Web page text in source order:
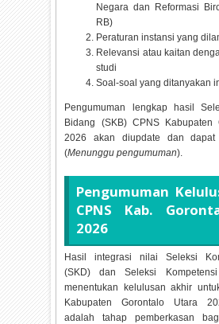
Negara dan Reformasi
RB)
Peraturan instansi yang
Relevansi atau kaitan
studi
Soal-soal yang ditanyakan
Pengumuman lengkap hasil
Bidang (SKB) CPNS Kabupaten
2026 akan diupdate dan
(Menunggu pengumuman).
Pengumuman
CPNS Kab.
2026
Hasil integrasi nilai Seleksi
(SKD) dan Seleksi
menentukan kelulusan akhir
Kabupaten Gorontalo Utara
adalah tahap pemberkasan